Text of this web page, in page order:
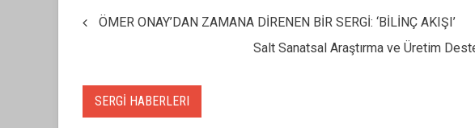
ÖMER ONAY’DAN ZAMANA DİRENEN BİR SERGİ: ‘BİLİNÇ AKIŞI’
Salt Sanatsal Araştırma ve Üretim
SERGİ HABERLERI